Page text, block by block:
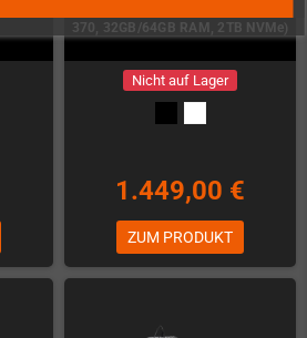
370, 32GB/64GB RAM, 2TB NVMe)
Nicht auf Lager
1.449,00 €
ZUM PRODUKT